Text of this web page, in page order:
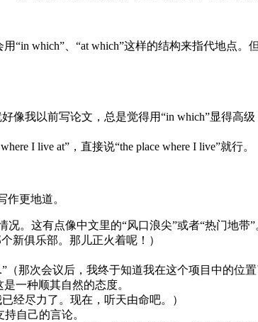
which”、“at which”这样的结构来指代地点
像我以前写论文，总是觉得用“in which”显得高
I live at”，直接说“the place where I live”就行。
作更地道。
。这有点像中文里的“风口浪尖”或者“热门地带”
个新俱乐部。那儿正火着呢！）
（那次会议后，我终于知道我在这个项目中的位置
一种顺其自然的态度。
已经尽力了。现在，听天由命吧。）
自己的言论。